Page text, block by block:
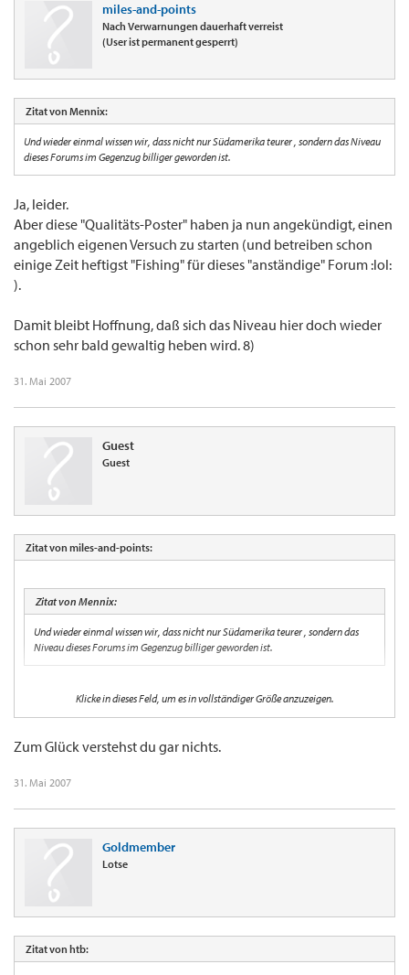
miles-and-points
Nach Verwarnungen dauerhaft verreist
(User ist permanent gesperrt)
Zitat von Mennix:
Und wieder einmal wissen wir, dass nicht nur Südamerika teurer , sondern das Niveau
dieses Forums im Gegenzug billiger geworden ist.
Ja, leider.
Aber diese "Qualitäts-Poster" haben ja nun angekündigt, einen
angeblich eigenen Versuch zu starten (und betreiben schon
einige Zeit heftigst "Fishing" für dieses "anständige" Forum :lol:
).
Damit bleibt Hoffnung, daß sich das Niveau hier doch wieder
schon sehr bald gewaltig heben wird. 8)
31. Mai 2007
Guest
Guest
Zitat von miles-and-points:
Zitat von Mennix:
Und wieder einmal wissen wir, dass nicht nur Südamerika teurer , sondern das
Niveau dieses Forums im Gegenzug billiger geworden ist.
Aber diese "Qualitäts-Poster" haben ja nun angekündigt, einen angeblich eigenen
"anständige" Forum :lol: ).
gewaltig heben wird. 8)
Klicke in dieses Feld, um es in vollständiger Größe anzuzeigen.
Zum Glück verstehst du gar nichts.
31. Mai 2007
Goldmember
Lotse
Zitat von htb: